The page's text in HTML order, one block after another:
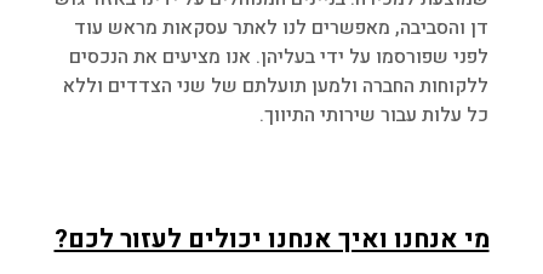
דן והסביבה, מאפשרים לנו לאתר עסקאות מראש עוד
לפני שפורסמו על ידי בעליהן. אנו מציעים את הנכסים
ללקוחות החברה ולמען תועלתם של שני הצדדים וללא
כל עלות עבור שירותי התיווך.
מי אנחנו ואיך אנחנו יכולים לעזור לכם?